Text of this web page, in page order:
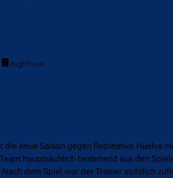
neue Saison gegen Recreativo Huelva
hauptsächlich bestehend aus den
dem Spiel war der Trainer sichtlich